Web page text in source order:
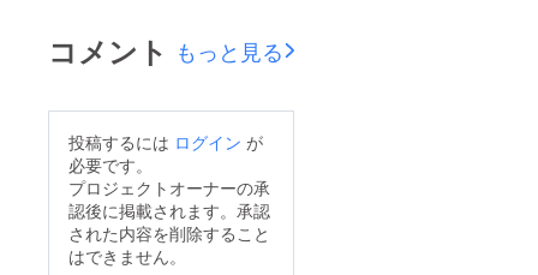
コメント もっと見る
投稿するには ログイン が
必要です。
プロジェクトオーナーの承
認後に掲載されます。承認
された内容を削除すること
はできません。